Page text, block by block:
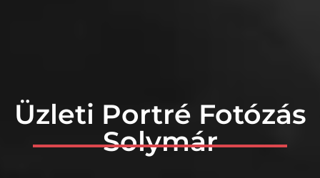
Üzleti Portré Fotózás
Solymár